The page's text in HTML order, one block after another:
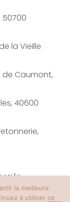
50700
la Vieille
de Caumont,
40600
la meilleure
à utiliser ce